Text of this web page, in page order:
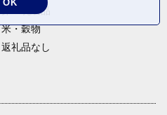
卵・乳製品
米・穀物
返礼品なし
OK